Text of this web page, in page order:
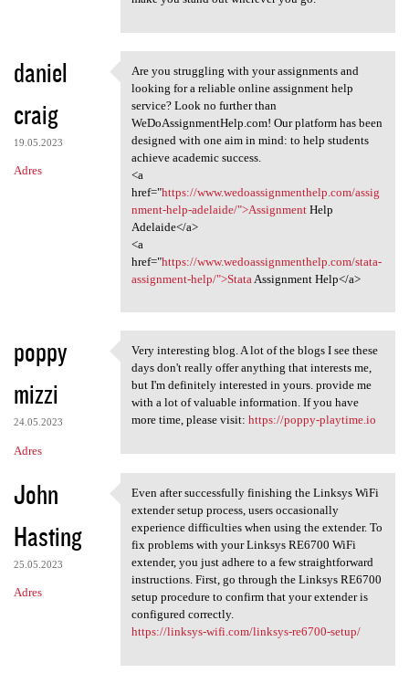
daniel
craig
19.05.2023
Adres
Are you struggling with your
Are you struggling with your assignments and
looking for a reliable online assignment help
service? Look no further than
WeDoAssignmentHelp.com! Our platform has been
designed with one aim in mind: to help students
achieve academic success.
<a
href="https://www.wedoassignmenthelp.com/assig
nment-help-adelaide/">AssignmentHelp
Adelaide</a>
<a
href="https://www.wedoassignmenthelp.com/stata-
assignment-help/">Stata Assignment Help</a>
poppy
mizzi
24.05.2023
Adres
Very interesting blog. A lot
Very interesting blog. A lot of the blogs I see these
days don't really offer anything that interests me,
but I'm definitely interested in yours. provide me
with a lot of valuable information. If you have
more time, please visit: https://poppy-playtime.io
John
Hasting
25.05.2023
Adres
Even after successfully
Even after successfully finishing the Linksys WiFi
extender setup process, users occasionally
experience difficulties when using the extender. To
fix problems with your Linksys RE6700 WiFi
extender, you just adhere to a few straightforward
instructions. First, go through the Linksys RE6700
setup procedure to confirm that your extender is
configured correctly.
https://linksys-wifi.com/linksys-re6700-setup/